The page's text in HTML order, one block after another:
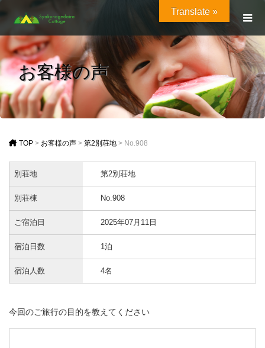
お客様の声
TOP > お客様の声 > 第2別荘地 > No.908
別荘地 第2別荘地
別荘棟 No.908
ご宿泊日 2025年07月11日
宿泊日数 1泊
宿泊人数 4名
今回のご旅行の目的を教えてください
Translate »